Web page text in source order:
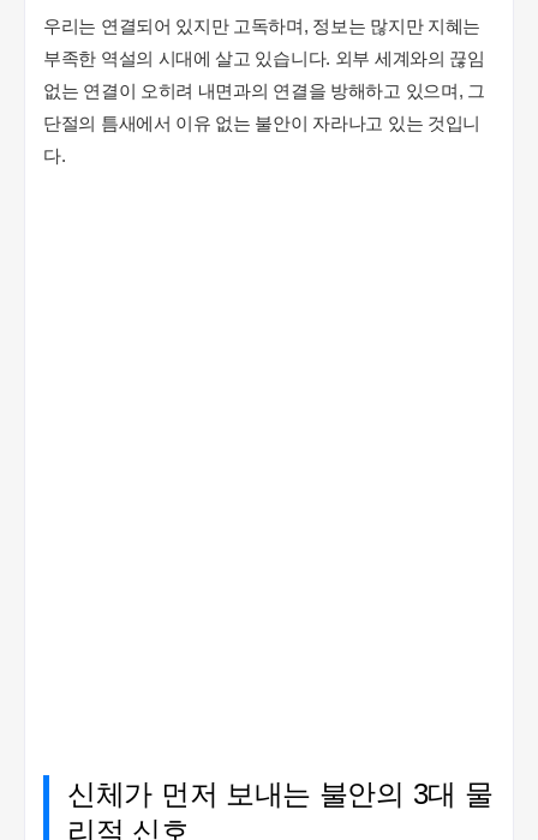
우리는 연결되어 있지만 고독하며, 정보는 많지만 지혜는
부족한 역설의 시대에 살고 있습니다. 외부 세계와의 끊임
없는 연결이 오히려 내면과의 연결을 방해하고 있으며, 그
단절의 틈새에서 이유 없는 불안이 자라나고 있는 것입니
다.
신체가 먼저 보내는 불안의 3대 물
리적 신호